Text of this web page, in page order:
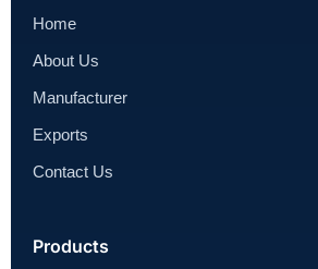
Home
About Us
Manufacturer
Exports
Contact Us
Products